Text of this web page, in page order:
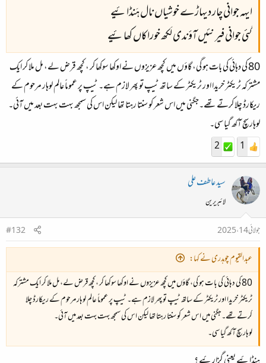
‏ایہہ جوانی چار دیہاڑے خوشیاں نال ہَنڈائیے
گئی جوانی فیر نئیں آؤندی لَکھ خوراکاں کھائیے
80 کی دہائی کی بات ہو گی، گاؤں میں کچھ عزیزوں نے اوکھا سوکھا کر ، کچھ قرض لے، مل ملا کر ایک
مشترکہ ٹریکٹر خریدا اور ٹریکٹر کے ساتھ ٹیپ تو پھر لازم ہے۔ ٹیپ پر عموماً عالم لوہار مرحوم کے
ریکارڈ چلا کرتے تھے۔جگنی میں اس شعر کو سنتا رہتا تھا لیکن اس کی سمجھ بہت بہت بعد میں آئی۔
لوہار سچ آکھ گیا سی۔
1
2
سید عاطف علی
لائبریرین
جولائی 14، 2025
#132
عبدالقیوم چوہدری نے کہا:
80 کی دہائی کی بات ہو گی، گاؤں میں کچھ عزیزوں نے اوکھا سوکھا کر ، کچھ قرض لے، مل ملا کر ایک مشترکہ
ٹریکٹر خریدا اور ٹریکٹر کے ساتھ ٹیپ تو پھر لازم ہے۔ ٹیپ پر عموماً عالم لوہار مرحوم کے ریکارڈ چلا
کرتے تھے۔جگنی میں اس شعر کو سنتا رہتا تھا لیکن اس کی سمجھ بہت بہت بعد میں آئی۔
لوہار سچ آکھ گیا سی۔